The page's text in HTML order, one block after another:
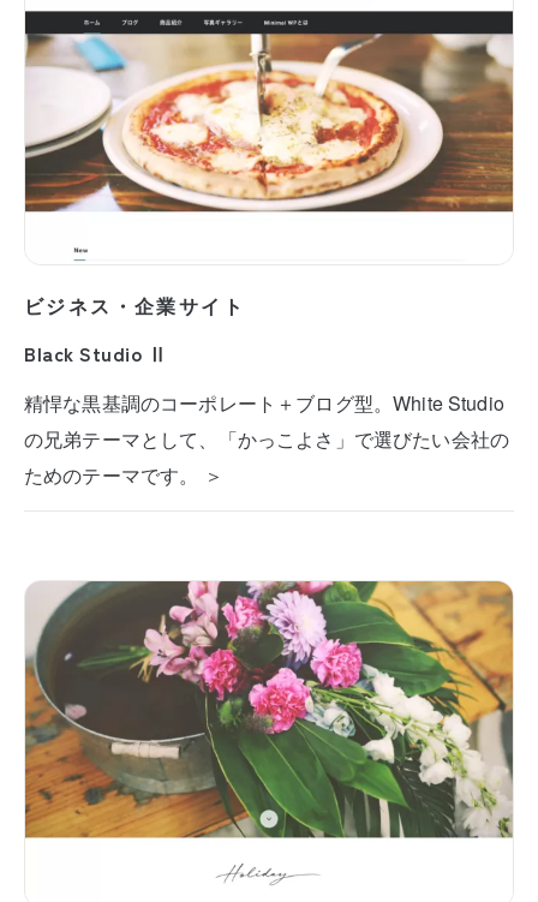
ビジネス・企業サイト
Black Studio Ⅱ
精悍な黒基調のコーポレート＋ブログ型。White Studio
の兄弟テーマとして、「かっこよさ」で選びたい会社の
ためのテーマです。 ＞